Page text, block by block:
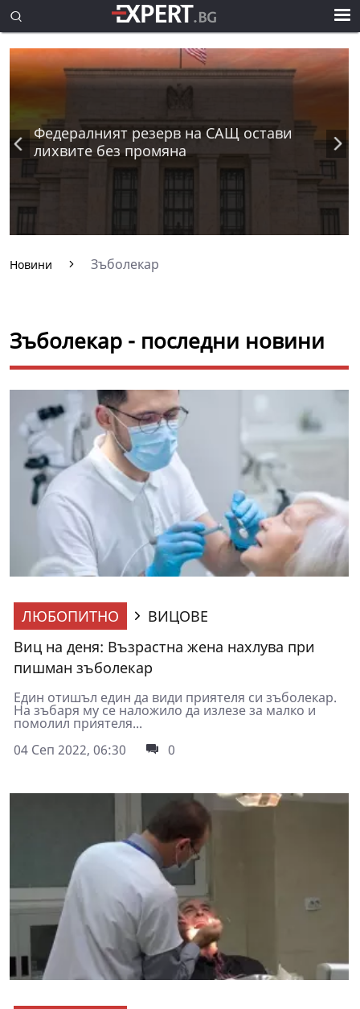
Федералният резерв на САЩ остави
лихвите без промяна
Новини Зъболекар
Зъболекар - последни новини
ЛЮБОПИТНО
ВИЦОВЕ
Виц на деня: Възрастна жена нахлува при
пишман зъболекар
Един отишъл един да види приятеля си зъболекар.
На зъбаря му се наложило да излезе за малко и
помолил приятеля...
04 Сеп 2022, 06:30
0